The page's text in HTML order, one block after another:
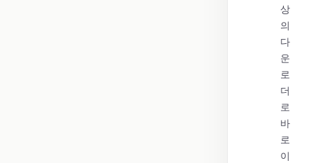
상
의
다
운
로
더
로
바
로
이